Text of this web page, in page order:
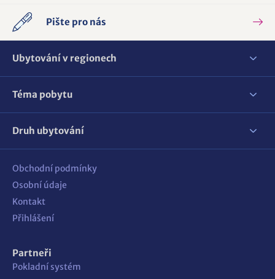
Pište pro nás
Ubytování v regionech
Téma pobytu
Druh ubytování
Obchodní podmínky
Osobní údaje
Kontakt
Přihlášení
Partneři
Pokladní systém